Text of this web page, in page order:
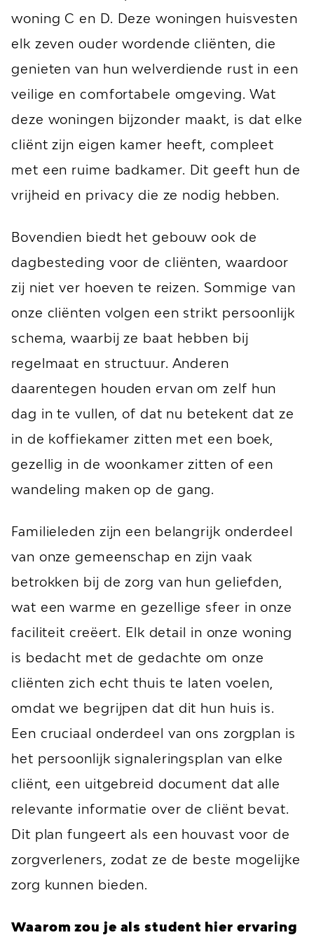
woning C en D. Deze woningen huisvesten
elk zeven ouder wordende cliënten, die
genieten van hun welverdiende rust in een
veilige en comfortabele omgeving. Wat
deze woningen bijzonder maakt, is dat elke
cliënt zijn eigen kamer heeft, compleet
met een ruime badkamer. Dit geeft hun de
vrijheid en privacy die ze nodig hebben.
Bovendien biedt het gebouw ook de
dagbesteding voor de cliënten, waardoor
zij niet ver hoeven te reizen. Sommige van
onze cliënten volgen een strikt persoonlijk
schema, waarbij ze baat hebben bij
regelmaat en structuur. Anderen
daarentegen houden ervan om zelf hun
dag in te vullen, of dat nu betekent dat ze
in de koffiekamer zitten met een boek,
gezellig in de woonkamer zitten of een
wandeling maken op de gang.
Familieleden zijn een belangrijk onderdeel
van onze gemeenschap en zijn vaak
betrokken bij de zorg van hun geliefden,
wat een warme en gezellige sfeer in onze
faciliteit creëert. Elk detail in onze woning
is bedacht met de gedachte om onze
cliënten zich echt thuis te laten voelen,
omdat we begrijpen dat dit hun huis is.
Een cruciaal onderdeel van ons zorgplan is
het persoonlijk signaleringsplan van elke
cliënt, een uitgebreid document dat alle
relevante informatie over de cliënt bevat.
Dit plan fungeert als een houvast voor de
zorgverleners, zodat ze de beste mogelijke
zorg kunnen bieden.
Waarom zou je als student hier ervaring